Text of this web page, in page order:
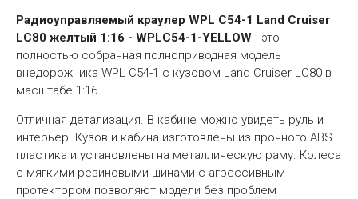
Радиоуправляемый краулер WPL C54-1 Land Cruiser
LC80 желтый 1:16 - WPLC54-1-YELLOW - это
полностью собранная полноприводная модель
внедорожника WPL C54-1 с кузовом Land Cruiser LC80 в
масштабе 1:16.
Отличная детализация. В кабине можно увидеть руль и
интерьер. Кузов и кабина изготовлены из прочного АВS
пластика и установлены на металлическую раму. Колеса
с мягкими резиновыми шинами с агрессивным
протектором позволяют модели без проблем